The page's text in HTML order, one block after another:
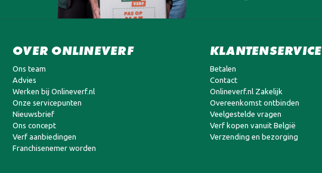
OVER ONLINEVERF
Ons team
Advies
Werken bij Onlineverf.nl
Onze servicepunten
Nieuwsbrief
Ons concept
Verf aanbiedingen
Franchisenemer worden
KLANTENSERVICE
Betalen
Contact
Onlineverf.nl Zakelijk
Overeenkomst ontbinden
Veelgestelde vragen
Verf kopen vanuit België
Verzending en bezorging